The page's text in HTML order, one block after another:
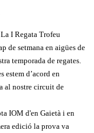
La I Regata Trofeu
de setmana en aigües de
temporada de regates.
estem d’acord en
al nostre circuit de
IOM d'en Gaietà i en
edició la prova va